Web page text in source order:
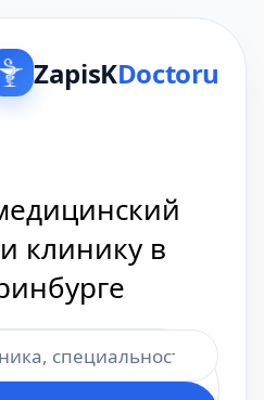
ZapisKDoctoru
клинику в